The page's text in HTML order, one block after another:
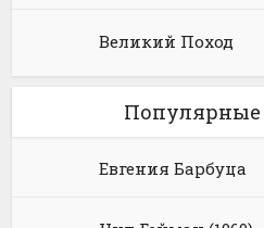
Великий Поход
Популярные
Евгения Барбуца